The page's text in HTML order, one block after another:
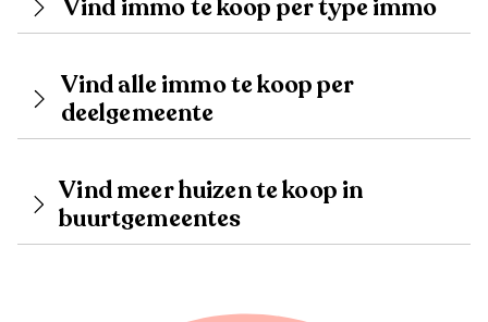
Vind immo te koop per type immo
Vind alle immo te koop per
deelgemeente
Vind meer huizen te koop in
buurtgemeentes